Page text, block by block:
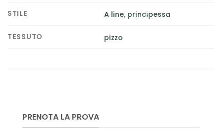
STILE A line, principessa
TESSUTO pizzo
PRENOTA LA PROVA